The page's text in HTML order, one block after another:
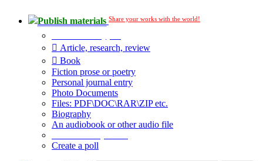
Publish materials Share your works with the world!
Article, research, review
Book
Fiction prose or poetry
Personal journal entry
Photo Documents
Files: PDF\DOC\RAR\ZIP etc.
Biography
An audiobook or other audio file
Create a poll